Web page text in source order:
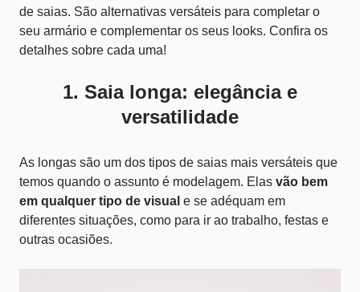
de saias. São alternativas versáteis para completar o
seu armário e complementar os seus looks. Confira os
detalhes sobre cada uma!
1. Saia longa: elegância e
versatilidade
As longas são um dos tipos de saias mais versáteis que
temos quando o assunto é modelagem. Elas vão bem
em qualquer tipo de visual e se adéquam em
diferentes situações, como para ir ao trabalho, festas e
outras ocasiões.